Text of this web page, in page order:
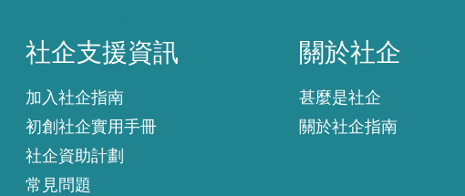
社企支援資訊
加入社企指南
初創社企實用手冊
社企資助計劃
常見問題
關於社企
甚麼是社企
關於社企指南